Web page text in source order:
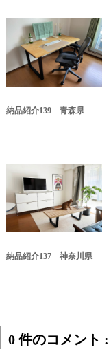
納品紹介139 青森県
納品紹介137 神奈川県
0 件のコメント :